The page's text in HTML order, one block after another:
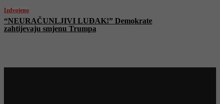
Izdvojeno
“NEURAČUNLJIVI LUĐAK!” Demokrate
zahtijevaju smjenu Trumpa